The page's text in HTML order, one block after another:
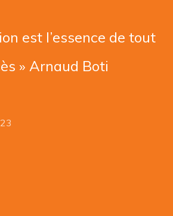
est l’essence de tout
» Arnaud Boti